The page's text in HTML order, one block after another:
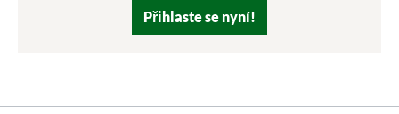
Přihlaste se nyní!